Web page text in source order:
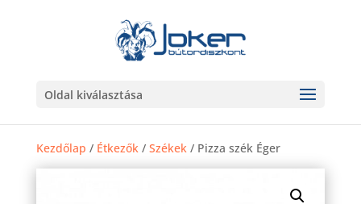
Oldal kiválasztása
Kezdőlap / Étkezők/ Székek/ Pizza szék Éger